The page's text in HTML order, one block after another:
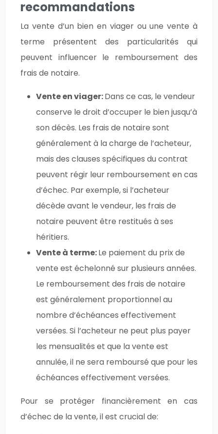
recommandations
La vente d’un bien en viager ou une vente à
terme présentent des particularités qui
peuvent influencer le remboursement des
frais de notaire.
Vente en viager:Dans ce cas, le vendeur
conserve le droit d’occuper le bien jusqu’à
son décès. Les frais de notaire sont
généralement à la charge de l’acheteur,
mais des clauses spécifiques du contrat
peuvent régir leur remboursement en cas
d’échec. Par exemple, si l’acheteur
décède avant le vendeur, les frais de
notaire peuvent être restitués à ses
héritiers.
Vente à terme:Le paiement du prix de
vente est échelonné sur plusieurs années.
Le remboursement des frais de notaire
est généralement proportionnel au
nombre d’échéances effectivement
versées. Si l’acheteur ne peut plus payer
les mensualités et que la vente est
annulée, il ne sera remboursé que pour les
échéances effectivement versées.
Pour se protéger financièrement en cas
d’échec de la vente, il est crucial de: